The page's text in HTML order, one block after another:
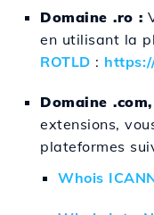
Domaine .ro :
en utilisant la
ROTLD :
Domaine
extensions,
plateformes
Whois